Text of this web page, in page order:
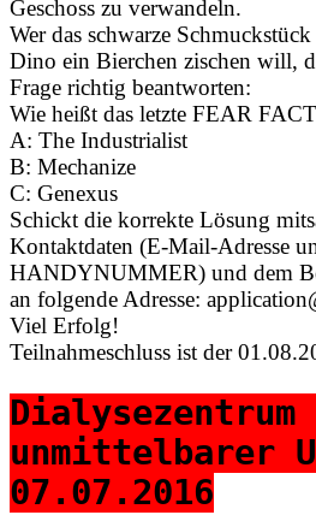
Geschoss zu verwandeln.
Wer das schwarze
Dino ein Bierchen zischen will,
Frage richtig beantworten:
Wie heißt das letzte FEAR
A: The Industrialist
B: Mechanize
C: Genexus
Schickt die korrekte Lösung
Kontaktdaten (E-Mail-Adresse
HANDYNUMMER) und dem
an folgende Adresse:
Viel Erfolg!
Teilnahmeschluss ist der
unmittelbarer
07.07.2016